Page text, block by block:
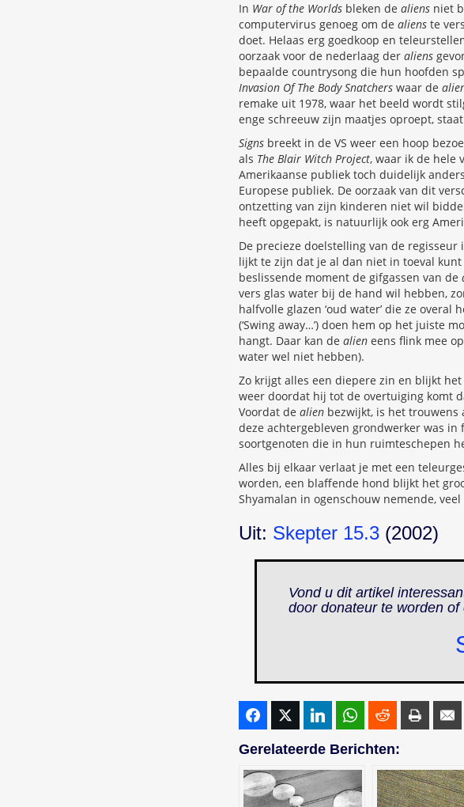
In War of the Worlds bleken de aliens niet
computervirus genoeg om de aliens te
doet. Helaas erg goedkoop en
oorzaak voor de nederlaag der aliens
bepaalde countrysong die hun hoofden
Invasion Of The Body Snatchers waar de
remake uit 1978, waar het beeld wordt
enge schreeuw zijn maatjes oproept,
Signs breekt in de VS weer een hoop
als The Blair Witch Project, waar ik de hele
Amerikaanse publiek toch duidelijk
Europese publiek. De oorzaak van dit
ontzetting van zijn kinderen niet wil
heeft opgepakt, is natuurlijk ook erg
De precieze doelstelling van de regisseur
lijkt te zijn dat je al dan niet in toeval
beslissende moment de gifgassen van de
vers glas water bij de hand wil hebben,
halfvolle glazen ‘oud water’ die ze
(‘Swing away…’) doen hem op het juiste
hangt. Daar kan de alien eens flink mee
water wel niet hebben).
Zo krijgt alles een diepere zin en blijkt
weer doordat hij tot de overtuiging komt
Voordat de alien bezwijkt, is het trouwens
deze achtergebleven grondwerker was
soortgenoten die in hun ruimteschepen
Alles bij elkaar verlaat je met een
worden, een blaffende hond blijkt het
Shyamalan in ogenschouw nemende,
Uit: Skepter 15.3 (2002)
Vond u dit artikel
door donateur te worden
Gerelateerde Berichten: